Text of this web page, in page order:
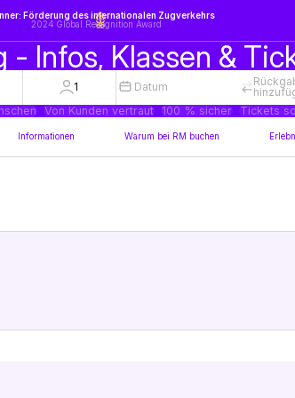
Förderung des internationalen Zugverkehrs
2024 Global Recognition Award
- Infos, Klassen &
1 Datum
Von Kunden vertraut 100 % sicher Tickets
Informationen Warum bei RM buchen